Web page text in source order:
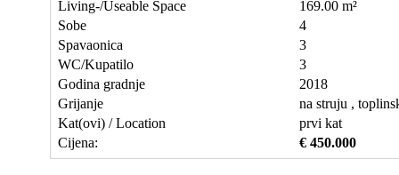
Living-/Useable Space
169.00 m²
Sobe
4
Spavaonica
3
WC/Kupatilo
3
Godina gradnje
2018
Grijanje
na struju ,
Kat(ovi) / Location
prvi kat
Cijena:
€ 450.000